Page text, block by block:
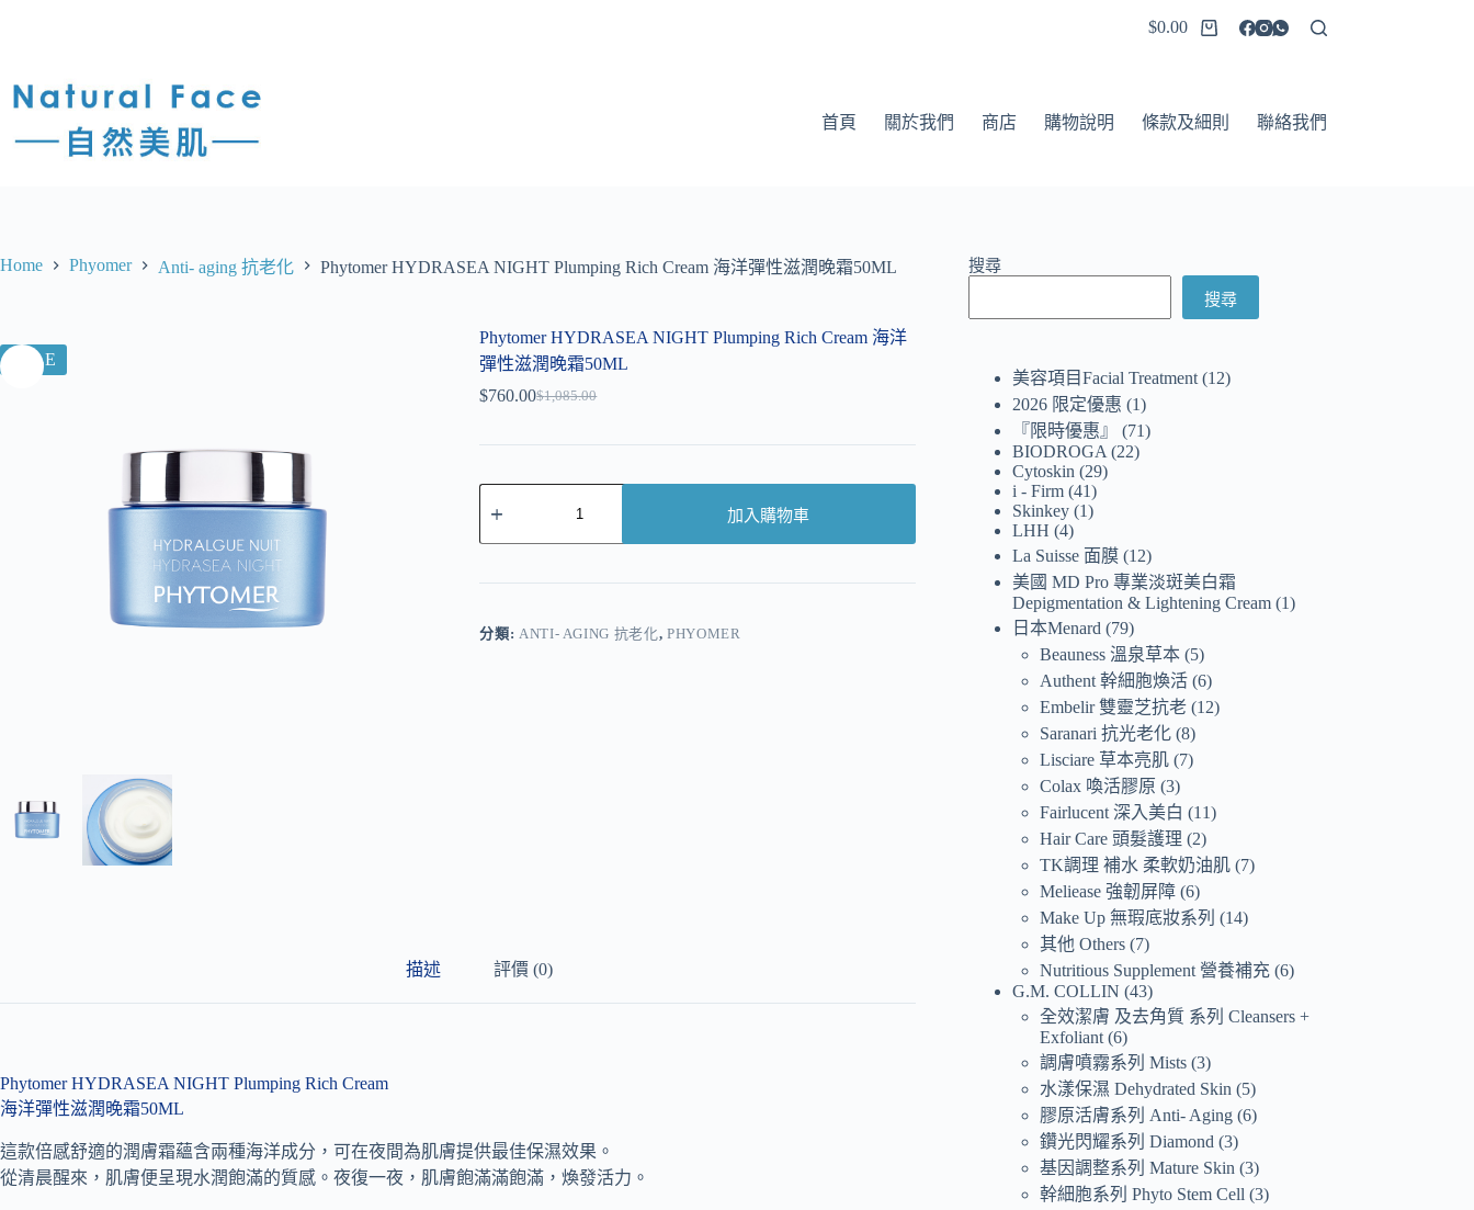
$0.00
首頁 關於我們 商店 購物說明 條款及細則 聯絡我們
Home Phyomer Anti- aging 抗老化 Phytomer HYDRASEA NIGHT Plumping Rich Cream 海洋彈性滋潤晚霜50ML
SALE
Phytomer HYDRASEA NIGHT Plumping Rich Cream 海洋
彈性滋潤晚霜50ML
$1,085.00
$760.00
加入購物車
r
分類: ANTI- AGING 抗老化, PHYOMER
描述 評價 (0)
Phytomer HYDRASEA NIGHT Plumping Rich Cream
海洋彈性滋潤晚霜50ML
這款倍感舒適的潤膚霜蘊含兩種海洋成分，可在夜間為肌膚提供最佳保濕效果。
從清晨醒來，肌膚便呈現水潤飽滿的質感。夜復一夜，肌膚飽滿滿飽滿，煥發活力。
搜尋
搜尋
美容項目Facial Treatment 12
2026 限定優惠
1
『限時優惠』
71
BIODROGA
22
Cytoskin
29
i - Firm 41
Skinkey 1
LHH 4
La Suisse 面膜 12
美國 MD Pro 專業淡斑美白霜
Depigmentation & Lightening Cream 1
日本Menard
79
Beauness 溫泉草本 5
Authent 幹細胞煥活 6
Embelir 雙靈芝抗老 12
Saranari 抗光老化 8
Lisciare 草本亮肌 7
Colax 喚活膠原 3
Fairlucent 深入美白
11
Hair Care 頭髮護理
2
TK調理 補水 柔軟奶油肌 7
Meliease 強韌屏障 6
Make Up 無瑕底妝系列
14
其他 Others 7
Nutritious Supplement 營養補充 6
G.M. COLLIN 43
全效潔膚 及去角質 系列 Cleansers +
Exfoliant 6
調膚噴霧系列 Mists 3
水漾保濕 Dehydrated Skin
5
膠原活膚系列 Anti- Aging 6
鑽光閃耀系列 Diamond 3
基因調整系列 Mature Skin 3
幹細胞系列 Phyto Stem Cell 3